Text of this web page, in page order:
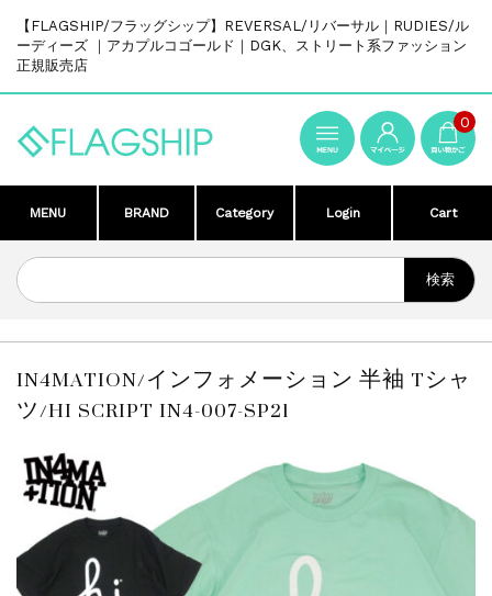
【FLAGSHIP/フラッグシップ】REVERSAL/リバーサル｜RUDIES/ル
ーディーズ ｜アカプルコゴールド｜DGK、ストリート系ファッション
正規販売店
0
MENU BRAND Category Login Cart
IN4MATION/インフォメーション 半袖 Tシャ
ツ/HI SCRIPT IN4-007-SP21